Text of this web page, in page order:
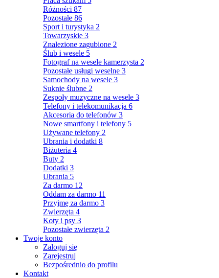
Różności 87
Pozostałe 86
Sport i turystyka 2
Towarzyskie 3
Znalezione zagubione 2
Ślub i wesele 5
Fotograf na wesele kamerzysta 2
Pozostałe usługi weselne 3
Samochody na wesele 3
Suknie ślubne 2
Zespoły muzyczne na wesele 3
Telefony i telekomunikacja 6
Akcesoria do telefonów 3
Nowe smartfony i telefony 5
Używane telefony 2
Ubrania i dodatki 8
Biżuteria 4
Buty 2
Dodatki 3
Ubrania 5
Za darmo 12
Oddam za darmo 11
Przyjmę za darmo 3
Zwierzęta 4
Koty i psy 3
Pozostałe zwierzęta 2
Twoje konto
Zaloguj się
Zarejestruj
Bezpośrednio do profilu
Kontakt